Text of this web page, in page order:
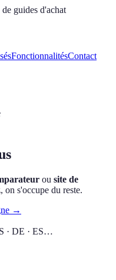
guides d'achat
FonctionnalitésContact
ou site de
on s'occupe du reste.
→
· DE · ES…